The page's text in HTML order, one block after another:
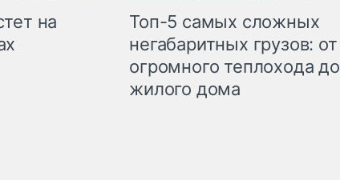
на
Топ-5 самых сложных
негабаритных грузов: от
огромного теплохода до
жилого дома